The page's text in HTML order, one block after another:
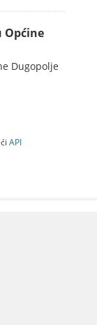
Općine
Dugopolje
API